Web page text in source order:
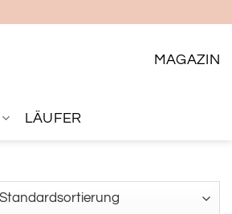
MAGAZIN
LÄUFER